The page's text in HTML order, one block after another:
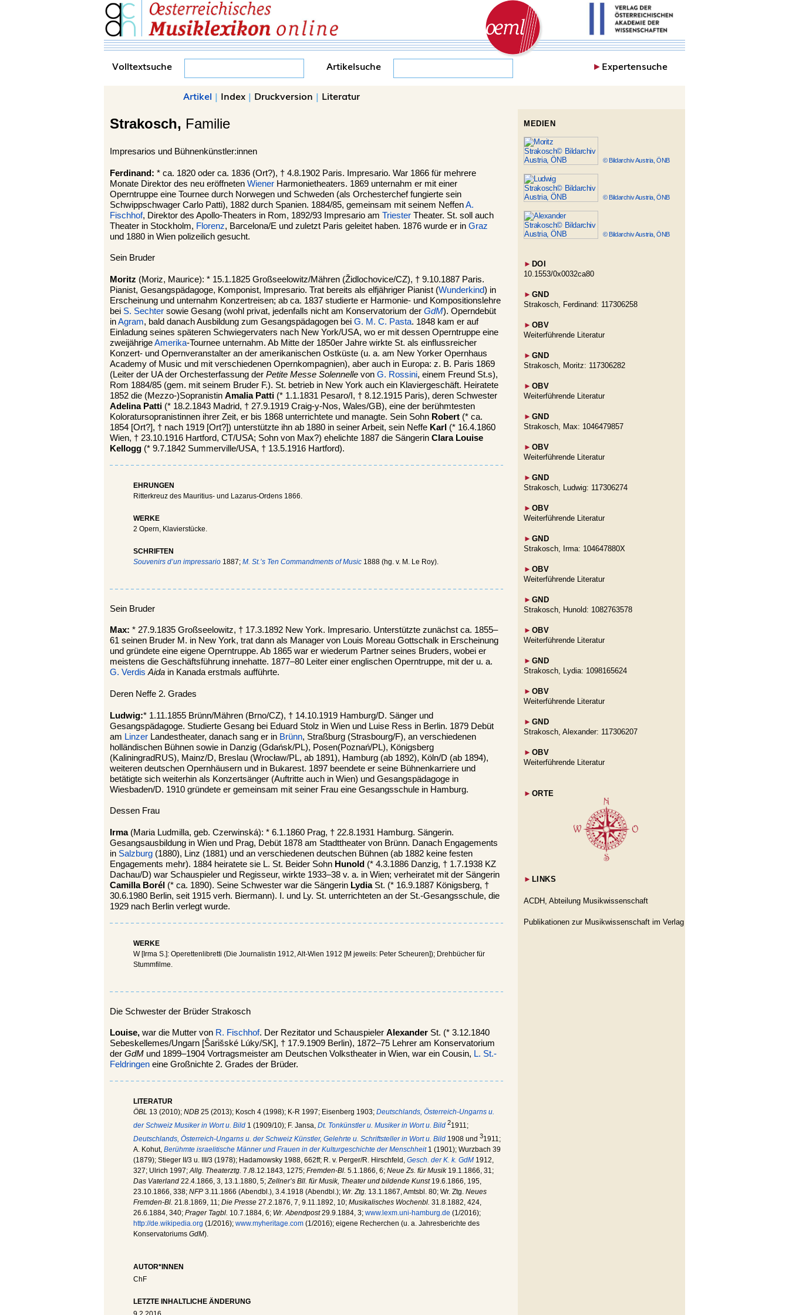
Volltextsuche Artikelsuche ►Expertensuche
Artikel | Index | Druckversion | Literatur
Strakosch, Familie
Impresarios und Bühnenkünstler:innen
Ferdinand: * ca. 1820 oder ca. 1836 (Ort?), † 4.8.1902 Paris. Impresario. War 1866 für mehrere
Monate Direktor des neu eröffneten Wiener Harmonietheaters. 1869 unternahm er mit einer
Operntruppe eine Tournee durch Norwegen und Schweden (als Orchesterchef fungierte sein
Schwippschwager Carlo Patti), 1882 durch Spanien. 1884/85, gemeinsam mit seinem NeffenA.
Fischhof, Direktor des Apollo-Theaters in Rom, 1892/93 Impresario am Triester Theater. St. soll auch
Theater in Stockholm, Florenz, Barcelona/E und zuletzt Paris geleitet haben. 1876 wurde er in Graz
und 1880 in Wien polizeilich gesucht.
Sein Bruder
Moritz (Moriz, Maurice): * 15.1.1825 Großseelowitz/Mähren (Židlochovice/CZ), † 9.10.1887 Paris.
Pianist, Gesangspädagoge, Komponist, Impresario. Trat bereits als elfjähriger Pianist (Wunderkind) in
Erscheinung und unternahm Konzertreisen; ab ca. 1837 studierte er Harmonie- und Kompositionslehre
bei S. Sechter sowie Gesang (wohl privat, jedenfalls nicht am Konservatorium der GdM). Operndebüt
inAgram, bald danach Ausbildung zum Gesangspädagogen bei G. M. C. Pasta. 1848 kam er auf
Einladung seines späteren Schwiegervaters nach New York/USA, wo er mit dessen Operntruppe eine
zweijährigeAmerika-Tournee unternahm. Ab Mitte der 1850er Jahre wirkte St. als einflussreicher
Konzert- und Opernveranstalter an der amerikanischen Ostküste (u. a. am New Yorker Opernhaus
Academy of Music und mit verschiedenen Opernkompagnien), aber auch in Europa: z. B. Paris 1869
(Leiter der UA der Orchesterfassung der Petite Messe Solennelle von G. Rossini, einem Freund St.s),
Rom 1884/85 (gem. mit seinem Bruder F.). St. betrieb in New York auch ein Klaviergeschäft. Heiratete
1852 die (Mezzo-)Sopranistin Amalia Patti (* 1.1.1831 Pesaro/I, † 8.12.1915 Paris), deren Schwester
Adelina Patti (* 18.2.1843 Madrid, † 27.9.1919 Craig-y-Nos, Wales/GB), eine der berühmtesten
Koloratursopranistinnen ihrer Zeit, er bis 1868 unterrichtete und managte. Sein Sohn Robert (* ca.
1854 [Ort?], † nach 1919 [Ort?]) unterstützte ihn ab 1880 in seiner Arbeit, sein Neffe Karl (* 16.4.1860
Wien, † 23.10.1916 Hartford, CT/USA; Sohn von Max?) ehelichte 1887 die Sängerin Clara Louise
Kellogg (* 9.7.1842 Summerville/USA, † 13.5.1916 Hartford).
EHRUNGEN
Ritterkreuz des Mauritius- und Lazarus-Ordens 1866.
WERKE
2 Opern, Klavierstücke.
SCHRIFTEN
Souvenirs d’un impressario 1887; M. St.’s Ten Commandments of Music 1888 (hg. v. M. Le Roy).
Sein Bruder
Max: * 27.9.1835 Großseelowitz, † 17.3.1892 New York. Impresario. Unterstützte zunächst ca. 1855–
61 seinen Bruder M. in New York, trat dann als Manager von Louis Moreau Gottschalk in Erscheinung
und gründete eine eigene Operntruppe. Ab 1865 war er wiederum Partner seines Bruders, wobei er
meistens die Geschäftsführung innehatte. 1877–80 Leiter einer englischen Operntruppe, mit der u. a.
G. Verdis Aida in Kanada erstmals aufführte.
Deren Neffe 2. Grades
Ludwig:* 1.11.1855 Brünn/Mähren (Brno/CZ), † 14.10.1919 Hamburg/D. Sänger und
Gesangspädagoge. Studierte Gesang bei Eduard Stolz in Wien und Luise Ress in Berlin. 1879 Debüt
am Linzer Landestheater, danach sang er in Brünn, Straßburg (Strasbourg/F), an verschiedenen
holländischen Bühnen sowie in Danzig (Gdańsk/PL), Posen(Poznań/PL), Königsberg
(KaliningradRUS), Mainz/D, Breslau (Wrocław/PL, ab 1891), Hamburg (ab 1892), Köln/D (ab 1894),
weiteren deutschen Opernhäusern und in Bukarest. 1897 beendete er seine Bühnenkarriere und
betätigte sich weiterhin als Konzertsänger (Auftritte auch in Wien) und Gesangspädagoge in
Wiesbaden/D. 1910 gründete er gemeinsam mit seiner Frau eine Gesangsschule in Hamburg.
Dessen Frau
Irma(Maria Ludmilla, geb. Czerwinská): * 6.1.1860 Prag, † 22.8.1931 Hamburg. Sängerin.
Gesangsausbildung in Wien und Prag, Debüt 1878 am Stadttheater von Brünn. Danach Engagements
in Salzburg (1880), Linz (1881) und an verschiedenen deutschen Bühnen (ab 1882 keine festen
Engagements mehr). 1884 heiratete sie L. St. Beider Sohn Hunold (* 4.3.1886 Danzig, † 1.7.1938 KZ
Dachau/D) war Schauspieler und Regisseur, wirkte 1933–38 v. a. in Wien; verheiratet mit der Sängerin
Camilla Borél (* ca. 1890). Seine Schwester war die Sängerin LydiaSt. (* 16.9.1887 Königsberg, †
30.6.1980 Berlin, seit 1915 verh. Biermann). I. und Ly. St. unterrichteten an der St.-Gesangsschule, die
1929 nach Berlin verlegt wurde.
WERKE
W [Irma S.]: Operettenlibretti (Die Journalistin 1912, Alt-Wien 1912 [M jeweils: Peter Scheuren]); Drehbücher für
Stummfilme.
Die Schwester der Brüder Strakosch
Louise, war die Mutter von R. Fischhof. Der Rezitator und Schauspieler Alexander St. (* 3.12.1840
Sebeskellemes/Ungarn [Šarišské Lúky/SK], † 17.9.1909 Berlin), 1872–75 Lehrer am Konservatorium
der GdM und 1899–1904 Vortragsmeister am Deutschen Volkstheater in Wien, war ein Cousin, L. St.-
Feldringen eine Großnichte 2. Grades der Brüder.
LITERATUR
ÖBL 13 (2010); NDB 25 (2013); Kosch 4 (1998); K-R 1997; Eisenberg 1903; Deutschlands, Österreich-Ungarns u.
der Schweiz Musiker in Wort u. Bild 1 (1909/10); F. Jansa, Dt. Tonkünstler u. Musiker in Wort u. Bild 21911;
Deutschlands, Österreich-Ungarns u. der Schweiz Künstler, Gelehrte u. Schriftsteller in Wort u. Bild 1908 und 31911;
A. Kohut, Berühmte israelitische Männer und Frauen in der Kulturgeschichte der Menschheit1 (1901); Wurzbach 39
(1879); Stieger II/3 u. III/3 (1978); Hadamowsky 1988, 662ff; R. v. Perger/R. Hirschfeld, Gesch. der K. k. GdM 1912,
327; Ulrich 1997;Allg. Theaterztg. 7./8.12.1843, 1275; Fremden-Bl. 5.1.1866, 6; Neue Zs. für Musik19.1.1866, 31;
Das Vaterland 22.4.1866, 3, 13.1.1880, 5;Zellner’s Bll. für Musik, Theater und bildende Kunst19.6.1866, 195,
23.10.1866, 338; NFP 3.11.1866 (Abendbl.), 3.4.1918 (Abendbl.); Wr. Ztg. 13.1.1867, Amtsbl. 80; Wr. Ztg. Neues
Fremden-Bl. 21.8.1869, 11; Die Presse 27.2.1876, 7, 9.11.1892, 10; Musikalisches Wochenbl. 31.8.1882, 424,
26.6.1884, 340; Prager Tagbl. 10.7.1884, 6; Wr. Abendpost29.9.1884, 3; www.lexm.uni-hamburg.de (1/2016);
http://de.wikipedia.org (1/2016); www.myheritage.com (1/2016); eigene Recherchen (u. a. Jahresberichte des
Konservatoriums GdM).
AUTOR*INNEN
ChF
LETZTE INHALTLICHE ÄNDERUNG
MEDIEN
© Bildarchiv Austria, ÖNB
© Bildarchiv Austria, ÖNB
© Bildarchiv Austria, ÖNB
► DOI
10.1553/0x0032ca80
► GND
Strakosch, Ferdinand: 117306258
► OBV
Weiterführende Literatur
► GND
Strakosch, Moritz: 117306282
► OBV
Weiterführende Literatur
► GND
Strakosch, Max: 1046479857
► OBV
Weiterführende Literatur
► GND
Strakosch, Ludwig: 117306274
► OBV
Weiterführende Literatur
► GND
Strakosch, Irma: 104647880X
► OBV
Weiterführende Literatur
► GND
Strakosch, Hunold: 1082763578
► OBV
Weiterführende Literatur
► GND
Strakosch, Lydia: 1098165624
► OBV
Weiterführende Literatur
► GND
Strakosch, Alexander: 117306207
► OBV
Weiterführende Literatur
► ORTE
► LINKS
ACDH, Abteilung Musikwissenschaft
Publikationen zur Musikwissenschaft im Verlag